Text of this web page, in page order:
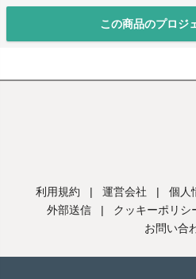
この商品のプロジ
利用規約 | 運営会社 | 個人
外部送信
| クッキーポリシ
お問い合